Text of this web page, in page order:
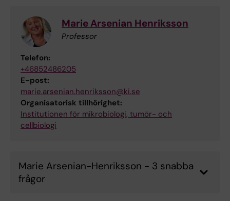
Marie Arsenian Henriksson
Professor
Telefon:
+46852486205
E-post:
marie.arsenian.henriksson@ki.se
Organisatorisk tillhörighet:
Institutionen för mikrobiologi, tumör- och
cellbiologi
Marie Arsenian-Henriksson - 3 snabba
frågor